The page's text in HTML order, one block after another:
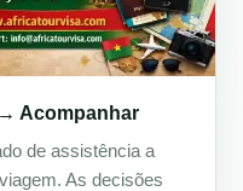
Acompanhar
de assistência a
As decisões